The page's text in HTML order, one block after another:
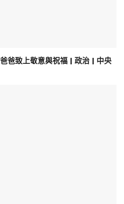
爸致上敬意與祝福 | 政治 | 中央